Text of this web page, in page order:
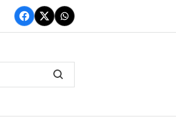
Facebook
TwitterWhatsApp